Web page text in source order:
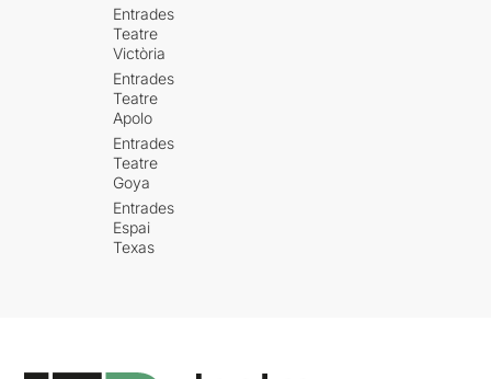
Entrades
Teatre
Victòria
Entrades
Teatre
Apolo
Entrades
Teatre
Goya
Entrades
Espai
Texas